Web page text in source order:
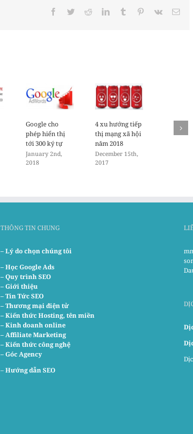
Facebook
TwitterRedditLinkedInTumblr Pinterest
Vk
Google cho
phép hiển thị
tới 300 ký tự
January 2nd,
2018
4 xu hướng tiếp
thị mạng xã hội
năm 2018
December 15th,
2017
THÔNG TIN CHUNG
– Lý do chọn chúng tôi
–Học Google Ads
– Quy trình SEO
– Giới thiệu
– Tin Tức SEO
– Thương mại điện tử
– Kiến thức Hosting, tên miền
– Kinh doanh online
– Affiliate Marketing
– Kiến thức công nghệ
– Góc Agency
–Hướng dẫn SEO